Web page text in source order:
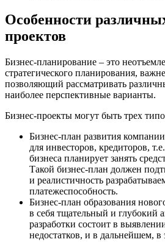
Особенности
проектов
Бизнес-планирование – это
стратегического планирования,
позволяющий рассматривать
наиболее перспективные варианты.
Бизнес-проекты могут быть трех
Бизнес-план развития
для инвесторов, кредиторов,
бизнеса планирует занять
Такой бизнес-план должен
и реалистичность
платежеспособность.
Бизнес-план образования
в себя тщательный и глубокий
разработки состоит в
недостатков, и в дальнейшем,